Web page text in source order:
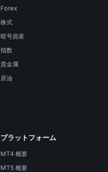
Forex
株式
暗号資産
指数
貴金属
原油
プラットフォーム
MT4 概要
MT5 概要